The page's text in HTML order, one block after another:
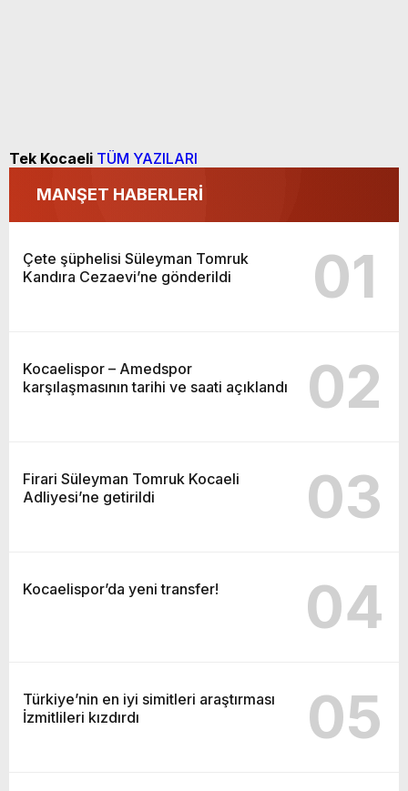
Tek Kocaeli TÜM YAZILARI
MANŞET HABERLERİ
Çete şüphelisi Süleyman Tomruk
Kandıra Cezaevi’ne gönderildi
01
Kocaelispor – Amedspor
karşılaşmasının tarihi ve saati açıklandı
02
Firari Süleyman Tomruk Kocaeli
Adliyesi’ne getirildi
03
Kocaelispor’da yeni transfer! 04
Türkiye’nin en iyi simitleri araştırması
İzmitlileri kızdırdı
05